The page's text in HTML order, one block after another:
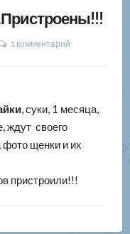
1 комментарий
, суки, 1 месяца,
ждут своего
фото щенки и их
пристроили!!!